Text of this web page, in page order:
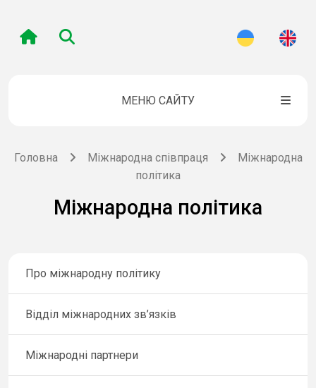
МЕНЮ САЙТУ
Головна Міжнародна співпраця
Міжнародна
політика
Міжнародна політика
Про міжнародну політику
Відділ міжнародних зв’язків
Міжнародні партнери